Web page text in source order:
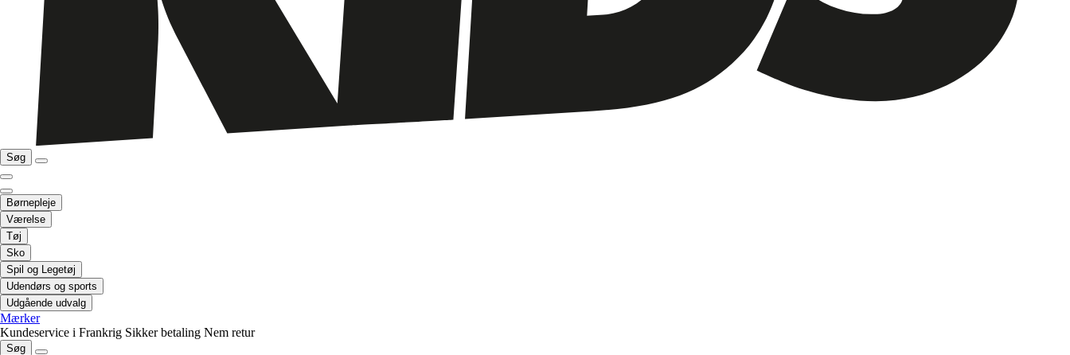
Søg
Børnepleje
Værelse
Tøj
Sko
Spil og Legetøj
Udendørs og sports
Udgående udvalg
Mærker
Kundeservice i Frankrig Sikker betaling Nem retur
Søg